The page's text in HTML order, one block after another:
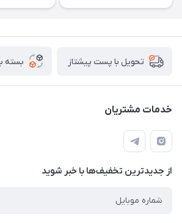
تحویل با پست پیشتاز بسته
خدمات مشتریان
قوانین
تماس با ما
سوالات متداول و پر تکرار
آموزش خرید و پیگیری سفارش
از جدید‌ترین تخفیف‌ها با‌ خبر شوید